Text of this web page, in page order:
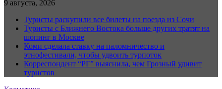
9 августа, 2026
Туристы раскупили все билеты на поезда из Сочи
Туристы с Ближнего Востока больше других тратят на
шопинг в Москве
Коми сделала ставку на паломничество и
этнофестивали, чтобы удвоить турпоток
Корреспондент “РГ” выяснила, чем Грозный удивит
туристов